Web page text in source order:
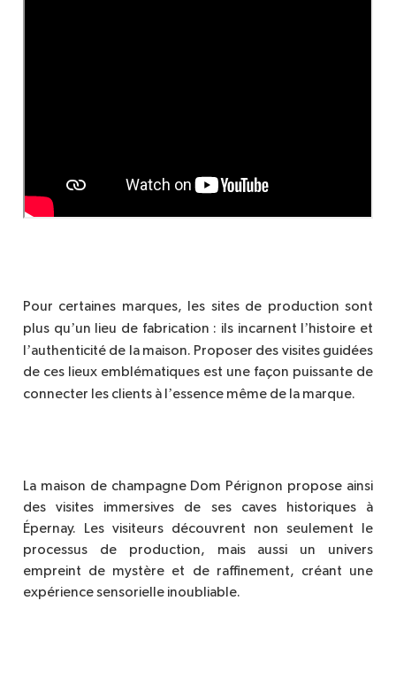
Pour certaines marques, les sites de production sont
plus qu’un lieu de fabrication : ils incarnent l ’histoire et
’authenticité de la maison. Proposer des visites guidées
de ces lieux emblématiques est une façon puissante de
connecter les clients à l ’essence même de la marque.
La maison de champagne Dom Pérignon propose ainsi
des visites immersives de ses caves historiques à
Épernay. Les visiteurs découvrent non seulement le
processus de production, mais aussi un univers
empreint de mystère et de raffinement, créant une
expérience sensorielle inoubliable.